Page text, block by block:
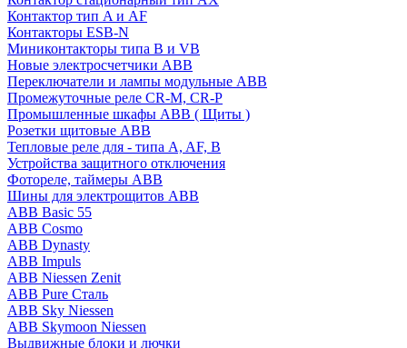
Контактор тип A и AF
Контакторы ESB-N
Миниконтакторы типа B и VB
Новые электросчетчики ABB
Переключатели и лампы модульные ABB
Промежуточные реле CR-M, CR-P
Промышленные шкафы ABB ( Щиты )
Розетки щитовые ABB
Тепловые реле для - типа A, AF, B
Устройства защитного отключения
Фотореле, таймеры ABB
Шины для электрощитов АВВ
ABB Basic 55
ABB Cosmo
ABB Dynasty
ABB Impuls
ABB Niessen Zenit
ABB Pure Сталь
ABB Sky Niessen
ABB Skymoon Niessen
Выдвижные блоки и лючки